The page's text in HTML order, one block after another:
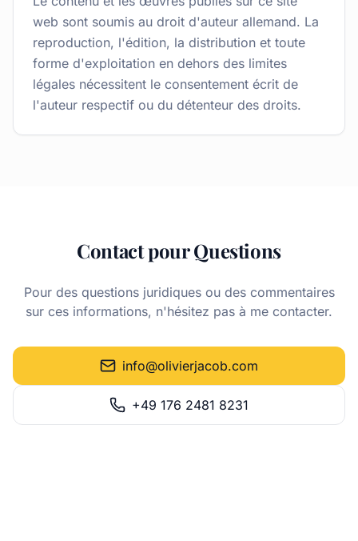
web sont soumis au droit d'auteur allemand. La
reproduction, l'édition, la distribution et toute
forme d'exploitation en dehors des limites
légales nécessitent le consentement écrit de
l'auteur respectif ou du détenteur des droits.
Contact pour Questions
Pour des questions juridiques ou des commentaires
sur ces informations, n'hésitez pas à me contacter.
info@olivierjacob.com
+49 176 2481 8231